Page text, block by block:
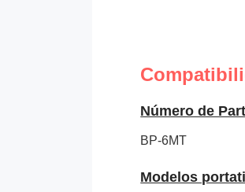
Número de
BP-6MT
Modelos